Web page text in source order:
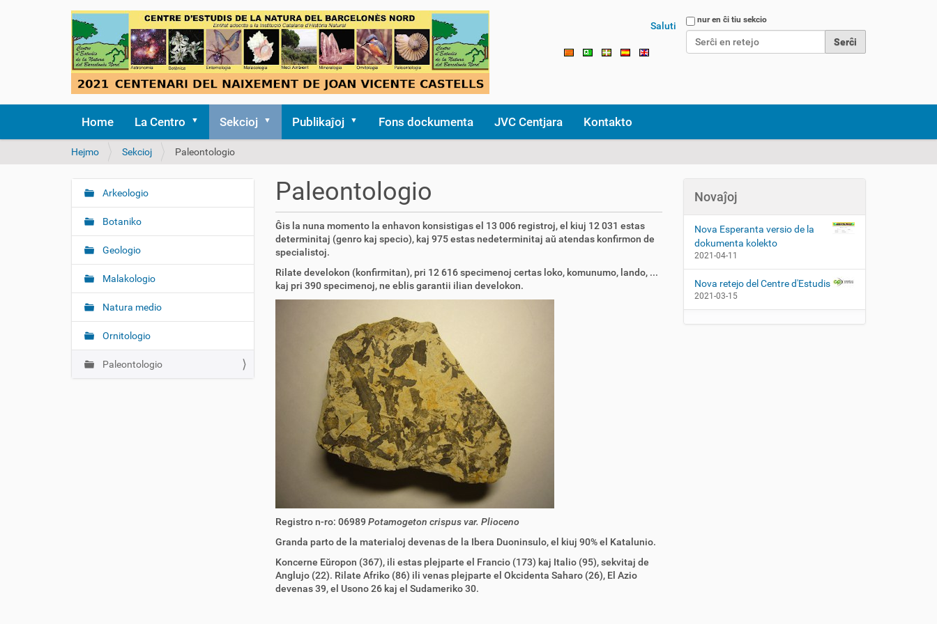
Serĉi en retejo
nur en ĉi tiu sekcio
Saluti
Home La Centro Sekcioj Publikaĵoj Fons dockumenta JVC Centjara Kontakto
V
e
t
s
i
i
Hejmo Sekcioj Paleontologio
Paleontologio
Ĝis la nuna momento la enhavon konsistigas el 13 006 registroj, el kiuj 12 031 estas
determinitaj (genro kaj specio), kaj 975 estas nedeterminitaj aŭ atendas konfirmon de
specialistoj.
Rilate develokon (konfirmitan), pri 12 616 specimenoj certas loko, komunumo, lando, ...
kaj pri 390 specimenoj, ne eblis garantii ilian develokon.
Registro n-ro: 06989 Potamogeton crispus var. Plioceno
Granda parto de la materialoj devenas de la Ibera Duoninsulo, el kiuj 90% el Katalunio.
Koncerne Eŭropon (367), ili estas plejparte el Francio (173) kaj Italio (95), sekvitaj de
Anglujo (22). Rilate Afriko (86) ili venas plejparte el Okcidenta Saharo (26), El Azio
devenas 39, el Usono 26 kaj el Sudameriko 30.
N
i
g
a
d
o
Arkeologio
Botaniko
Geologio
Malakologio
Natura medio
Ornitologio
Paleontologio
Novaĵoj
Nova Esperanta versio de la
dokumenta kolekto
2021-04-11
Nova retejo del Centre d'Estudis
2021-03-15